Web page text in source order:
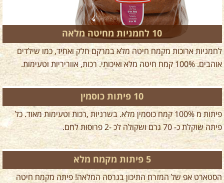
10 לחמניות מחיטה מלאה
לחמניות ארוכות מקמח חיטה מלא במרקם חלק ואחיד, כמו שילדים
אוהבים. 100% קמח חיטה מלא ואיכותי. רכות, אווריריות וטעימות.
10 פיתות כוסמין
פיתות מ 100% קמח כוסמין מלא. בשרניות ,רכות וטעימות מאוד. כל
פיתה שוקלת כ- 70 גרם ושקולה לכ -2 פרוסות לחם.
5 פיתות מקמח מלא
הסטארט אפ של המזרח התיכון בגרסה המלאה! פיתה מקמח חיטה